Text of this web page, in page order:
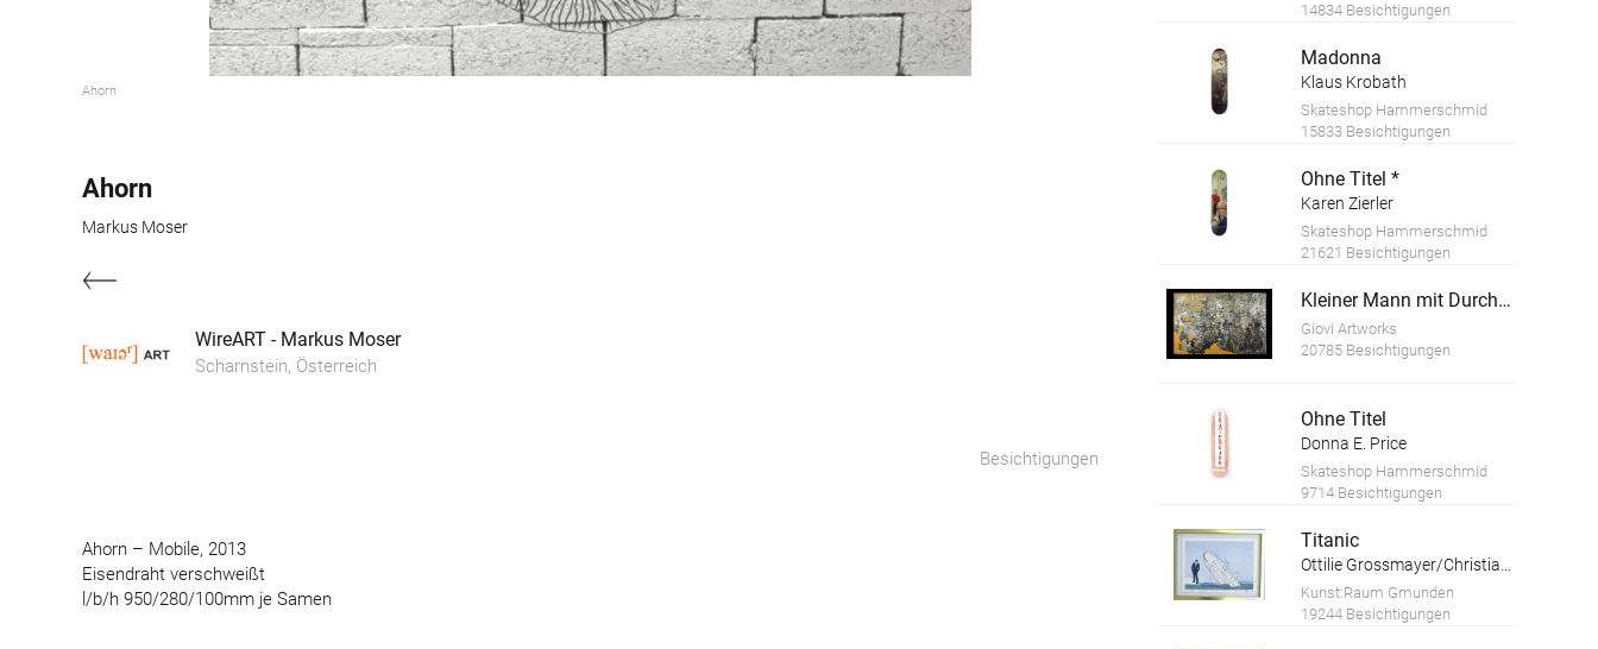
Ahorn
Ahorn
Markus Moser
WireART - Markus Moser
Scharnstein, Österreich
Besichtigungen
Ahorn – Mobile, 2013
Eisendraht verschweißt
l/b/h 950/280/100mm je Samen
14834 Besichtigungen
Madonna
Klaus Krobath
Skateshop Hammerschmid
15833 Besichtigungen
Ohne Titel *
Karen Zierler
Skateshop Hammerschmid
21621 Besichtigungen
Kleiner Mann mit Durchblick
Giovi Artworks
20785 Besichtigungen
Ohne Titel
Donna E. Price
Skateshop Hammerschmid
9714 Besichtigungen
Titanic
Ottilie Grossmayer/Christian Rebhahn
Kunst:Raum Gmunden
19244 Besichtigungen